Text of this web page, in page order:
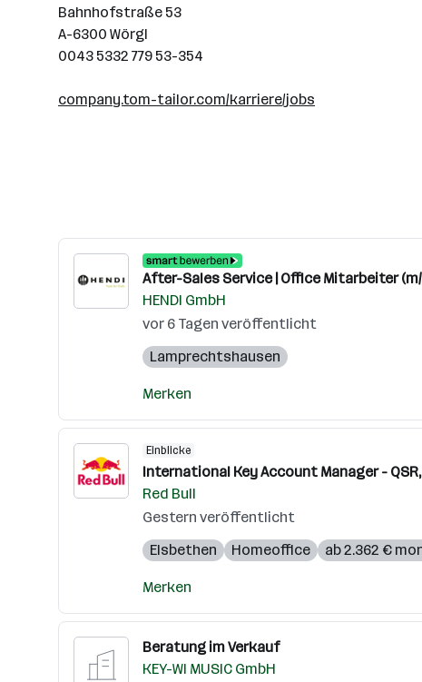
Bahnhofstraße 53
A-6300 Wörgl
0043 5332 779 53-354
company.tom-tailor.com/karriere/jobs
After-Sales Service | Office Mitarbeiter
HENDI GmbH
vor 6 Tagen veröffentlicht
Lamprechtshausen
Merken
Einblicke
International Key Account Manager -
Red Bull
Gestern veröffentlicht
Elsbethen
Homeoffice ab 2.362 €
Merken
Beratung im Verkauf
KEY-WI MUSIC GmbH